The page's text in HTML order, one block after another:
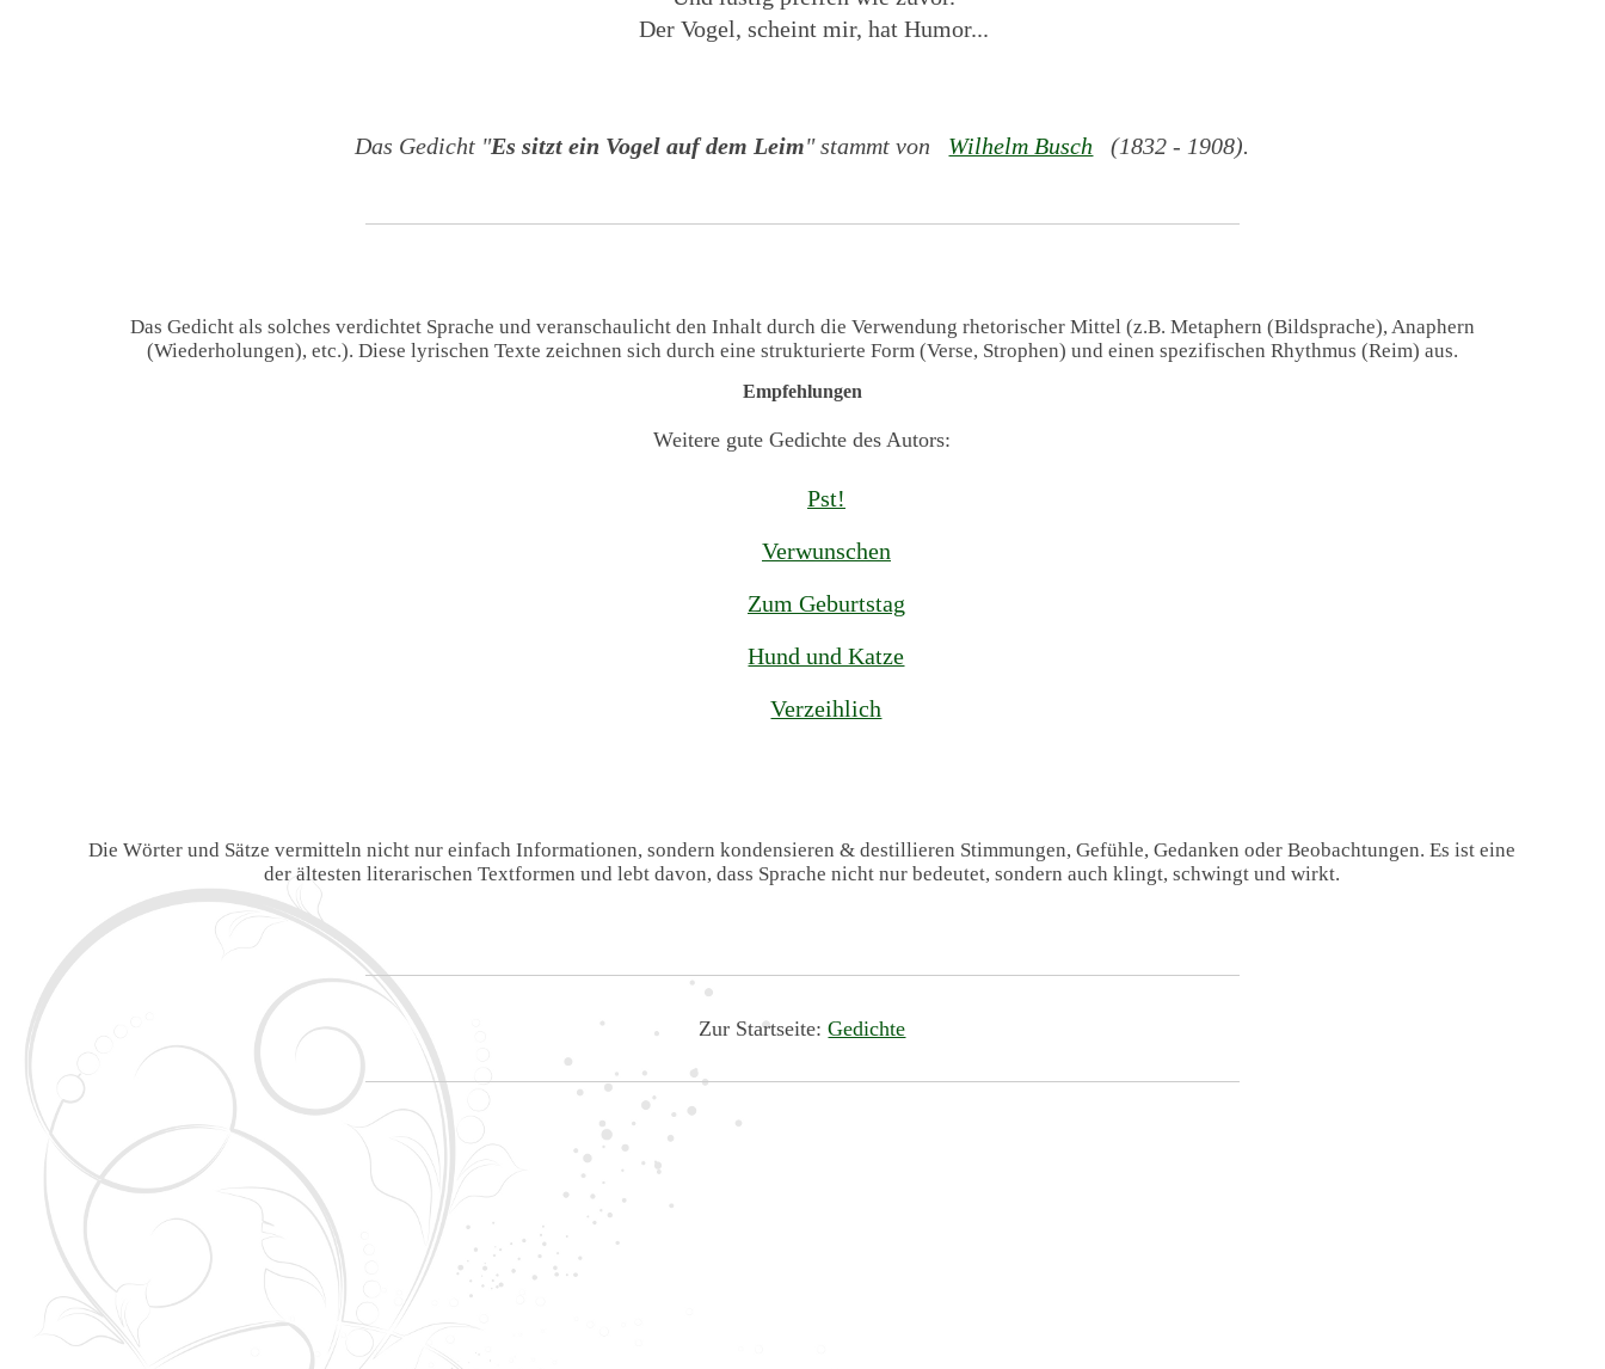
Der Vogel, scheint mir, hat Humor...
Das Gedicht "Es sitzt ein Vogel auf dem Leim" stammt von Wilhelm Busch (1832 - 1908).
Das Gedicht als solches verdichtet Sprache und veranschaulicht den Inhalt durch die Verwendung rhetorischer Mittel (z.B. Metaphern (Bildsprache), Anaphern
(Wiederholungen), etc.). Diese lyrischen Texte zeichnen sich durch eine strukturierte Form (Verse, Strophen) und einen spezifischen Rhythmus (Reim) aus.
Empfehlungen
Weitere gute Gedichte des Autors:
Pst!
Verwunschen
Zum Geburtstag
Hund und Katze
Verzeihlich
Die Wörter und Sätze vermitteln nicht nur einfach Informationen, sondern kondensieren & destillieren Stimmungen, Gefühle, Gedanken oder Beobachtungen. Es ist eine
der ältesten literarischen Textformen und lebt davon, dass Sprache nicht nur bedeutet, sondern auch klingt, schwingt und wirkt.
Zur Startseite:Gedichte